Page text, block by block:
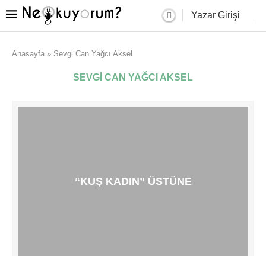
Yazar Girişi
Anasayfa » Sevgi Can Yağcı Aksel
SEVGI CAN YAĞCI AKSEL
“KUŞ KADIN” ÜSTÜNE